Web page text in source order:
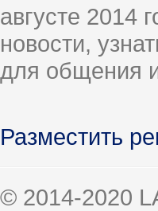
августе 2014
новости,
для общения
Разместить
© 2014-2020